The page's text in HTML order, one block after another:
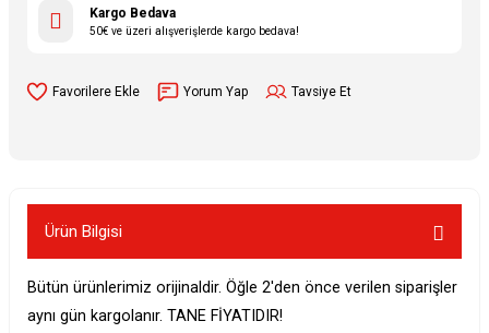
Kargo Bedava
50€ ve üzeri alışverişlerde kargo bedava!
Yorum Yap Tavsiye Et
Ürün Bilgisi
Bütün ürünlerimiz orijinaldir. Öğle 2'den önce verilen siparişler
aynı gün kargolanır. TANE FİYATIDIR!